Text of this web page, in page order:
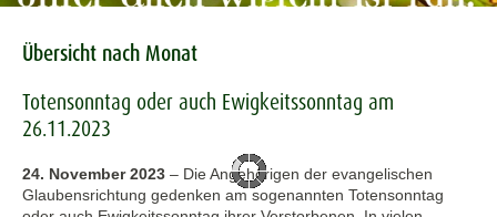
Übersicht nach Monat
Totensonntag oder auch Ewigkeitssonntag am
26.11.2023
24. November 2023 – Die Angehörigen der evangelischen
Glaubensrichtung gedenken am sogenannten Totensonntag